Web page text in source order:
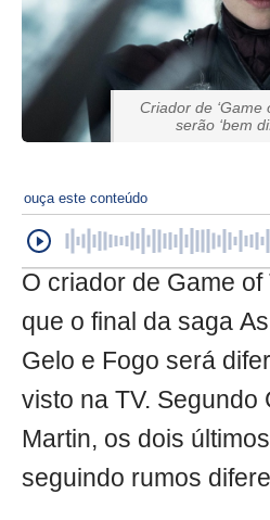
Criador de ‘Game
serão ‘bem
ouça este conteúdo
O criador de Game
que o final da saga
Gelo e Fogo será
visto na TV. Segundo
Martin, os dois
seguindo rumos